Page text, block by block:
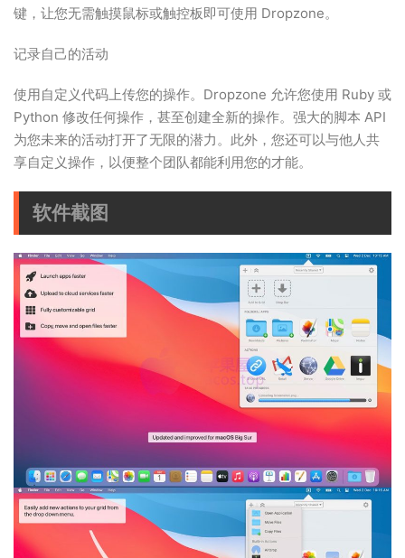
键，让您无需触摸鼠标或触控板即可使用 Dropzone。
记录自己的活动
使用自定义代码上传您的操作。Dropzone 允许您使用 Ruby 或
Python 修改任何操作，甚至创建全新的操作。强大的脚本 API
为您未来的活动打开了无限的潜力。此外，您还可以与他人共
享自定义操作，以便整个团队都能利用您的才能。
软件截图